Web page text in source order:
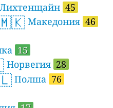
Лихтенщайн 45
Македония 46
15
Норвегия 28
Полша 76